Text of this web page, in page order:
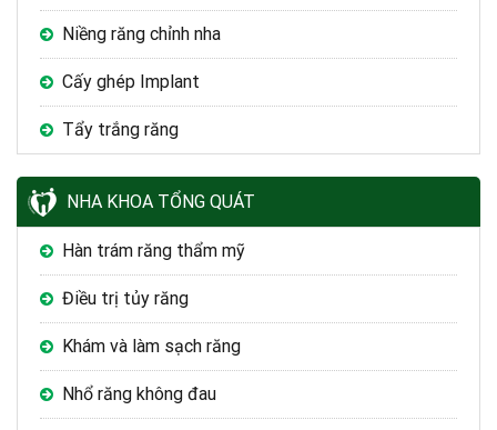
Niềng răng chỉnh nha
Cấy ghép Implant
Tẩy trắng răng
NHA KHOA TỔNG QUÁT
Hàn trám răng thẩm mỹ
Điều trị tủy răng
Khám và làm sạch răng
Nhổ răng không đau